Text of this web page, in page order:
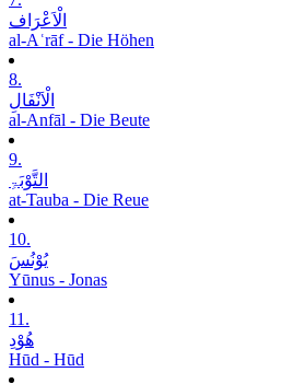
الْاَعْرَاف
al-Aʿrāf - Die Höhen
8.
الْاَنْفَالِ
al-Anfāl - Die Beute
9.
التَّوْبَۃِ
at-Tauba - Die Reue
10.
یُوْنُسَ
Yūnus - Jonas
11.
ھُوْدِ
Hūd - Hūd